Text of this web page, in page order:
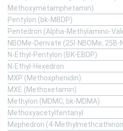
Methoxymetamphetamin)
Pentylon (bk-MBDP)
Pentedron (Alpha-Methylamino-
NBOMe-Derivate (25I-NBOMe, 25B-
N-Ethyl-Pentylon (BK-EBDP)
N-Ethyl-Hexedron
MXP (Methoxphenidin)
MXE (Methoxetamin)
Methylon (MDMC, bk-MDMA)
Methoxyacetylfentanyl
Mephedron (4-